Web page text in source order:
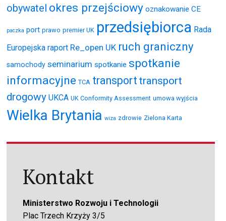
obywatel okres przejściowy oznakowanie CE
paczka port prawo premier UK przedsiębiorca Rada
Europejska raport Re_open UK ruch graniczny
samochody seminarium spotkanie spotkanie
informacyjne TCA transport transport
drogowy UKCA UK Conformity Assessment umowa wyjścia
Wielka Brytania wiza zdrowie Zielona Karta
Kontakt
Ministerstwo Rozwoju i Technologii
Plac Trzech Krzyży 3/5